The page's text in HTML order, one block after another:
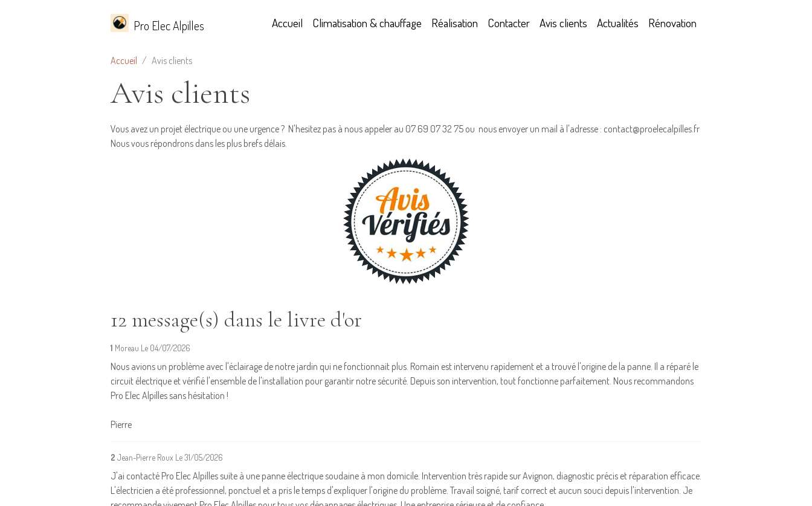
Pro Elec Alpilles Accueil Climatisation & chauffage Réalisation Contacter Avis clients Actualités Rénovation
Accueil Avis clients
Avis clients
Vous avez un projet électrique ou une urgence ? N'hesitez pas à nous appeler au 07 69 07 32 75 ou nous envoyer un mail à l'adresse : contact@proelecalpilles.fr
Nous vous répondrons dans les plus brefs délais.
12 message(s) dans le livre d'or
1 Moreau Le 04/07/2026
Nous avions un problème avec l'éclairage de notre jardin qui ne fonctionnait plus. Romain est intervenu rapidement et a trouvé l'origine de la panne. Il a réparé le
circuit électrique et vérifié l'ensemble de l'installation pour garantir notre sécurité. Depuis son intervention, tout fonctionne parfaitement. Nous recommandons
Pro Elec Alpilles sans hésitation !
Pierre
2 Jean-Pierre Roux Le 31/05/2026
J'ai contacté Pro Elec Alpilles suite à une panne électrique soudaine à mon domicile. Intervention très rapide sur Avignon, diagnostic précis et réparation efficace.
L'électricien a été professionnel, ponctuel et a pris le temps d'expliquer l'origine du problème. Travail soigné, tarif correct et aucun souci depuis l'intervention. Je